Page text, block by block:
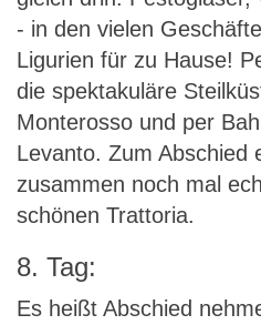
- in den vielen
Ligurien für zu Hause!
die spektakuläre
Monterosso und per
Levanto. Zum Abschied
zusammen noch mal
schönen Trattoria.
8. Tag:
Es heißt Abschied